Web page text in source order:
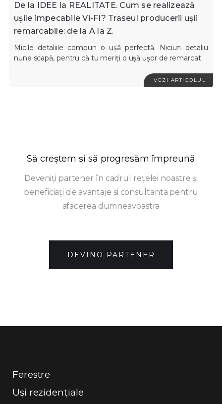
De la IDEE la REALITATE. Cum se realizează
ușile impecabile Vi-FI? Traseul producerii ușii
remarcabile: de la A la Z.
Micile detaliile compun o ușă perfectă. Niciun detaliu
nune scapă, pentru că tu meriți o ușă ușor de remarcat.
VEZI ARTICOLUL
Să creștem și să progresăm împreună
Deveniți partener în cadrul rețelei noastre și
beneficiați de avantaje si consultanta pentru
afacerea dumneavoastra
DEVINO PARTENER
Ferestre
Uși rezidențiale